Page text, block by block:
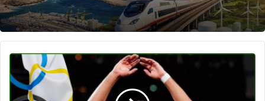
الصيباري
الأولمبياد